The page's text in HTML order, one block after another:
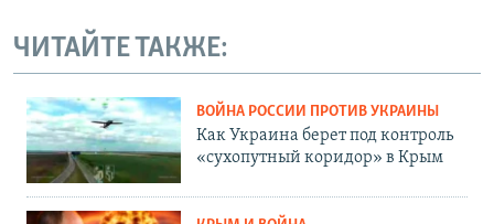
ЧИТАЙТЕ ТАКЖЕ:
ВОЙНА РОССИИ ПРОТИВ УКРАИНЫ
Как Украина берет под контроль
«сухопутный коридор» в Крым